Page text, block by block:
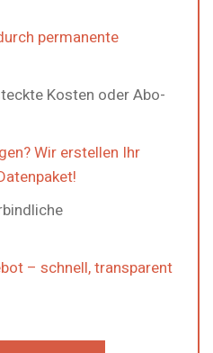
permanente
Kosten oder Abo-
Wir erstellen Ihr
– schnell, transparent